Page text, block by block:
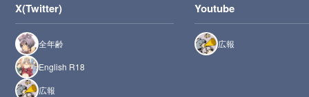
X(Twitter)
全年齢
English R18
広報
Youtube
広報